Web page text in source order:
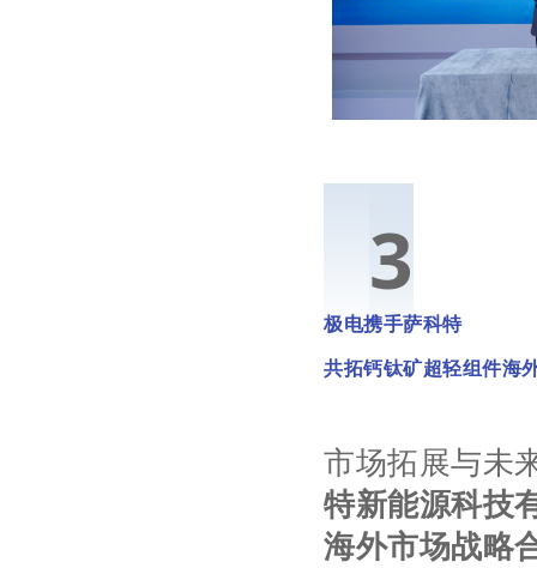
3
极电携手萨科特
共拓钙钛矿超轻组件海
市场拓展与未
特新能源科技
海外市场战略